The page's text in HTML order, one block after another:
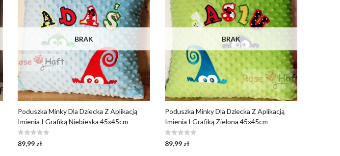
BRAK
Poduszka Minky Dla Dziecka Z Aplikacją
Imienia I Grafiką Niebieska 45x45cm
89,99 zł
BRAK
Poduszka Minky Dla Dziecka Z Aplikacją
Imienia I Grafiką Zielona 45x45cm
89,99 zł